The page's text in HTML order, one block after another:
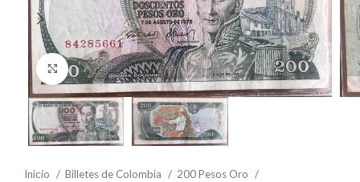
Click to enlarge
Inicio Billetes de Colombia
200 Pesos Oro